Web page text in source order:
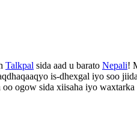
Talkpal sida aad u barato Nepali!
is-dhexgal iyo soo
ogow sida xiisaha iyo